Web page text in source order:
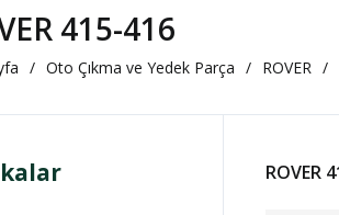
415-416
Oto Çıkma ve Yedek Parça ROVER
ROVER